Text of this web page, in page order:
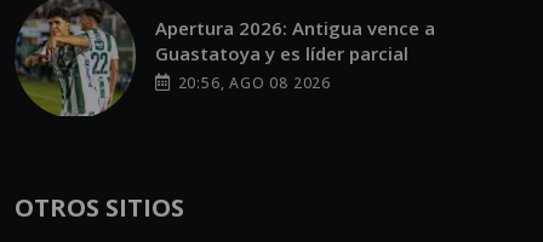
Apertura 2026: Antigua vence a
Guastatoya y es líder parcial
20:56, AGO 08 2026
OTROS SITIOS